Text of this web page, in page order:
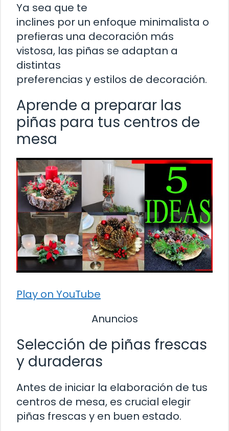
Ya sea que te
inclines por un enfoque minimalista o
prefieras una decoración más
vistosa, las piñas se adaptan a
distintas
preferencias y estilos de decoración.
Aprende a preparar las
piñas para tus centros de
mesa
Play on YouTube
Anuncios
Selección de piñas frescas
y duraderas
Antes de iniciar la elaboración de tus
centros de mesa, es crucial elegir
piñas frescas y en buen estado.